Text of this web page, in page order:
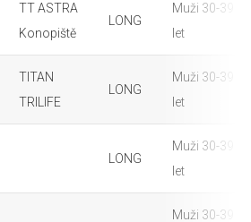
TT ASTRA
Konopiště
LONG
Muži 30-39
let
TITAN
TRILIFE
LONG
Muži 30-39
let
LONG
Muži 30-39
let
Muži 30-39